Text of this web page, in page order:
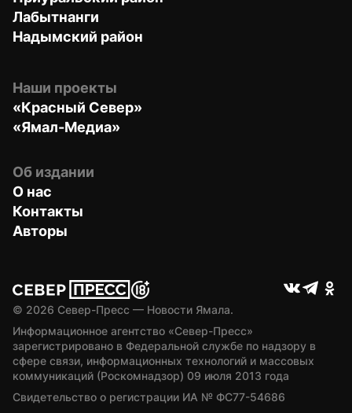
Лабытнанги
Надымский район
Наши проекты
«Красный Север»
«Ямал-Медиа»
Об издании
О нас
Контакты
Авторы
© 2026 Север-Пресс — Новости Ямала.
Информационное агентство «Север-Пресс»
зарегистрировано в Федеральной службе по надзору в
сфере связи, информационных технологий и массовых
коммуникаций (Роскомнадзор) 09 июля 2013 года
Свидетельство о регистрации ИА № ФС77-54686